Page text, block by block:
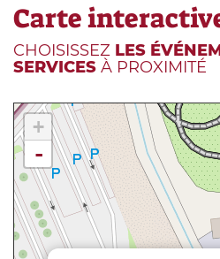
Carte
CHOISISSEZ LES
SERVICES À PROXIMITÉ
+
-